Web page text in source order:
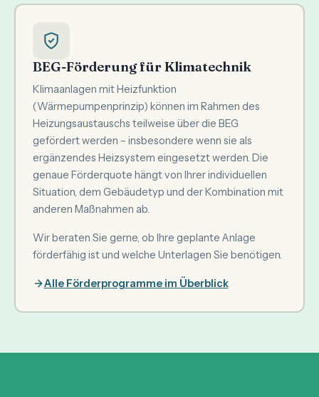
BEG-Förderung für Klimatechnik
Klimaanlagen mit Heizfunktion
(Wärmepumpenprinzip) können im Rahmen des
Heizungsaustauschs teilweise über die BEG
gefördert werden – insbesondere wenn sie als
ergänzendes Heizsystem eingesetzt werden. Die
genaue Förderquote hängt von Ihrer individuellen
Situation, dem Gebäudetyp und der Kombination mit
anderen Maßnahmen ab.
Wir beraten Sie gerne, ob Ihre geplante Anlage
förderfähig ist und welche Unterlagen Sie benötigen.
Alle Förderprogramme im Überblick